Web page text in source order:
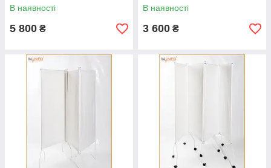
В наявності
5 800 ₴
В наявності
3 600 ₴